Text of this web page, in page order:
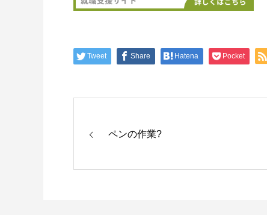
Tweet Share Hatena Pocket
ペンの作業?